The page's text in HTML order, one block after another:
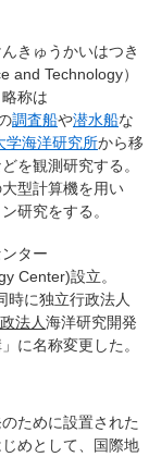
んきゅうかいはつき
and Technology）
称は
調査船や潜水船な
学海洋研究所から移
を観測研究する。
型計算機を用い
研究をする。
ター
Center)設立。
時に独立行政法人
法人海洋研究開発
に名称変更した。
ために設置された
めとして、国際地